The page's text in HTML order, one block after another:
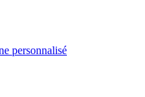
personnalisé